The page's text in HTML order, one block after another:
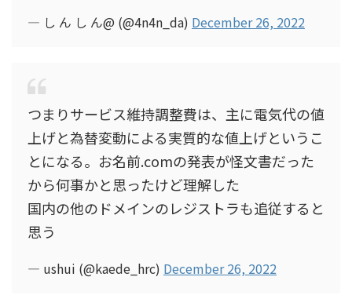
— し ん し ん@ (@4n4n_da) December 26, 2022
つまりサービス維持調整費は、主に電気代の値
上げと為替変動による実質的な値上げというこ
とになる。お名前.comの発表が怪文書だった
から何事かと思ったけど理解した
国内の他のドメインのレジストラも追従すると
思う
— ushui (@kaede_hrc) December 26, 2022